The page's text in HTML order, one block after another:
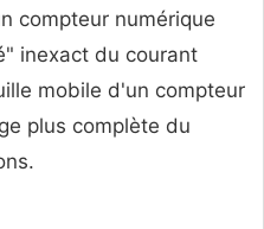
compteur numérique
inexact du courant
mobile d'un compteur
plus complète du